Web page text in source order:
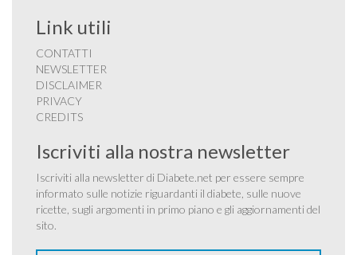
Link utili
CONTATTI
NEWSLETTER
DISCLAIMER
PRIVACY
CREDITS
Iscriviti alla nostra newsletter
Iscriviti alla newsletter di Diabete.net per essere sempre
informato sulle notizie riguardanti il diabete, sulle nuove
ricette, sugli argomenti in primo piano e gli aggiornamenti del
sito.